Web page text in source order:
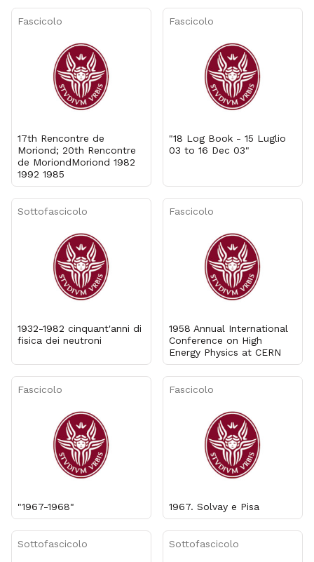
Fascicolo
17th Rencontre de
Moriond; 20th Rencontre
de MoriondMoriond 1982
1992 1985
Fascicolo
"18 Log Book - 15 Luglio
03 to 16 Dec 03"
Sottofascicolo
1932-1982 cinquant'anni di
fisica dei neutroni
Fascicolo
1958 Annual International
Conference on High
Energy Physics at CERN
Fascicolo
"1967-1968"
Fascicolo
1967. Solvay e Pisa
Sottofascicolo Sottofascicolo